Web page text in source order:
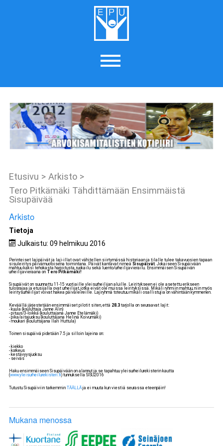
Etusivu > Arkisto >
Tero Pitkämäki Tähdittämään Ensimmäistä
Sisupäivää
Arkisto
Tietoja
Julkaistu: 09 helmikuu 2016
Perinteiset lajipäivät ja laji-illat ovat vähitellen siirtymässä historiaan ja tilalle tulee takavuosien tapaan
sisuleiritys päivämuotoisena toimintana. Päivät kantavat nimeä Sisupäivät . Jokaiseen Sisupäivään
mahtuu kaksi tehokasta harjoitusta, ruokailu sekä luento/urheilijavierailu. Ensimmäisen Sisupäivän
urheilijavieraana on Tero Pitkämäki!
Sisupäivät on suunnattu 11-15 vuotiaille yleisurheilijan aluille. Leiritykseen ei ole asetettu erikseen
tulosrajaa ja etusijalla ovat urheilijat, jotka eivät ole muissa leirityksissä. Mikäli ryhmiin mahtuu, niin myös
leiritysurheilijat voivat hakea päiväleireille. Lajiryhmä toteutuu mikäli osallistujia on vähintään kymmenen.
Keväällä järjestetään ensimmäiset pilotit siten, että 28.3 tarjolla on seuraavat lajit:
- kuula (kouluttaja Janne Alin)
- pituus/3-loikka (kouluttajana Janne Etelämäki)
- pika/aitajuoksu (kouluttajana Helinä Koivumäki)
- moukari (kouluttajana Ilari Huttula)
Toinen sisupäivä pidetään 7.5 ja silloin lajeina on:
- kiekko
- korkeus
- kestävyysjuoksu
- seiväs
Haku ensimmäiseen Sisupäivään on alannut ja se tapahtuu yleisurheilurekisterin kautta
(www.yleisurheilurekisteri.fi) tunnuksella SISU2016
Tutustu Sisupäiviin tarkemminTÄÄLLÄ ja ei muuta kun viestiä seurassa eteenpäin!
Mukana menossa